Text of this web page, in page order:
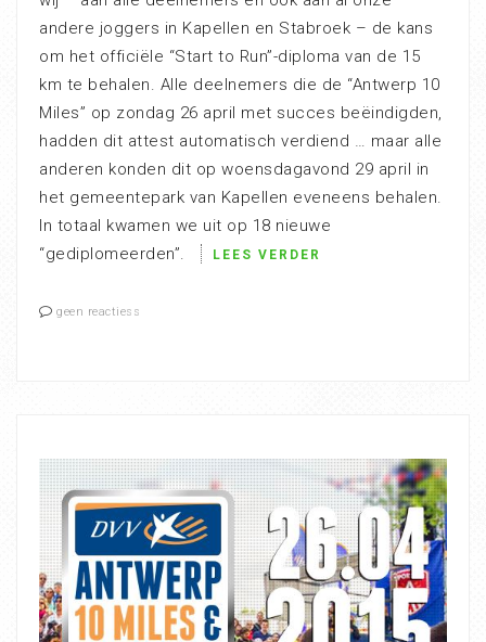
andere joggers in Kapellen en Stabroek – de kans
om het officiële “Start to Run”-diploma van de 15
km te behalen. Alle deelnemers die de “Antwerp 10
Miles” op zondag 26 april met succes beëindigden,
hadden dit attest automatisch verdiend … maar alle
anderen konden dit op woensdagavond 29 april in
het gemeentepark van Kapellen eveneens behalen.
In totaal kwamen we uit op 18 nieuwe
“gediplomeerden”.
LEES VERDER
geen reactiess